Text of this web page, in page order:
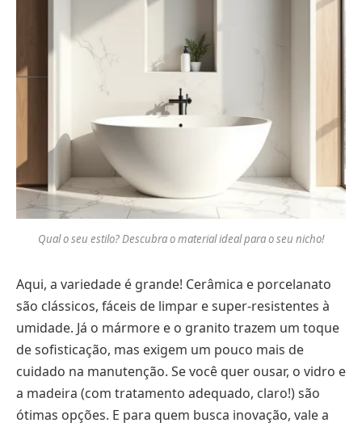
Qual o seu estilo? Descubra o material ideal para o seu nicho!
Aqui, a variedade é grande! Cerâmica e porcelanato
são clássicos, fáceis de limpar e super-resistentes à
umidade. Já o mármore e o granito trazem um toque
de sofisticação, mas exigem um pouco mais de
cuidado na manutenção. Se você quer ousar, o vidro e
a madeira (com tratamento adequado, claro!) são
ótimas opções. E para quem busca inovação, vale a